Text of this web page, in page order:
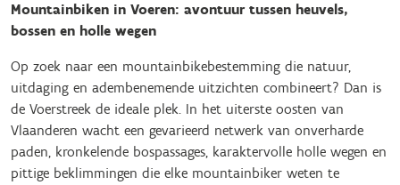
Mountainbiken in Voeren: avontuur tussen heuvels,
bossen en holle wegen
Op zoek naar een mountainbikebestemming die natuur,
uitdaging en adembenemende uitzichten combineert? Dan is
de Voerstreek de ideale plek. In het uiterste oosten van
Vlaanderen wacht een gevarieerd netwerk van onverharde
paden, kronkelende bospassages, karaktervolle holle wegen en
pittige beklimmingen die elke mountainbiker weten te